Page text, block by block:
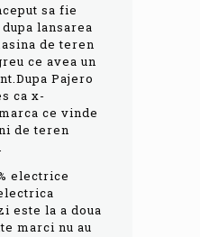
sa fie
lansarea
de teren
ce avea un
Pajero
ca x-
ce vinde
de teren
electrice
este la a doua
marci nu au